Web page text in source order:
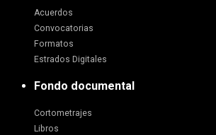
Acuerdos
Convocatorias
Formatos
Estrados Digitales
Fondo documental
Cortometrajes
Libros